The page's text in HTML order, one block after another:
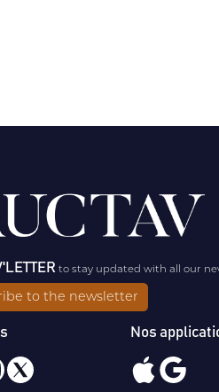
to stay updated with all our
to the newsletter
Nos